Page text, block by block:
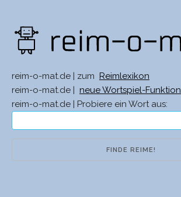
reim-o-mat.de | zum
Reimlexikon
reim-o-mat.de |
neue Wortspiel-Funktion
reim-o-mat.de | Probiere ein Wort aus: